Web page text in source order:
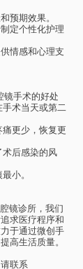
预期效果。
定个性化护理
情感和心理支
镜手术的好处
术当天或第二
更少，恢复更
术后感染的风
小。
镜诊所，我们
求医疗程序和
于通过微创手
高生活质量。
联系